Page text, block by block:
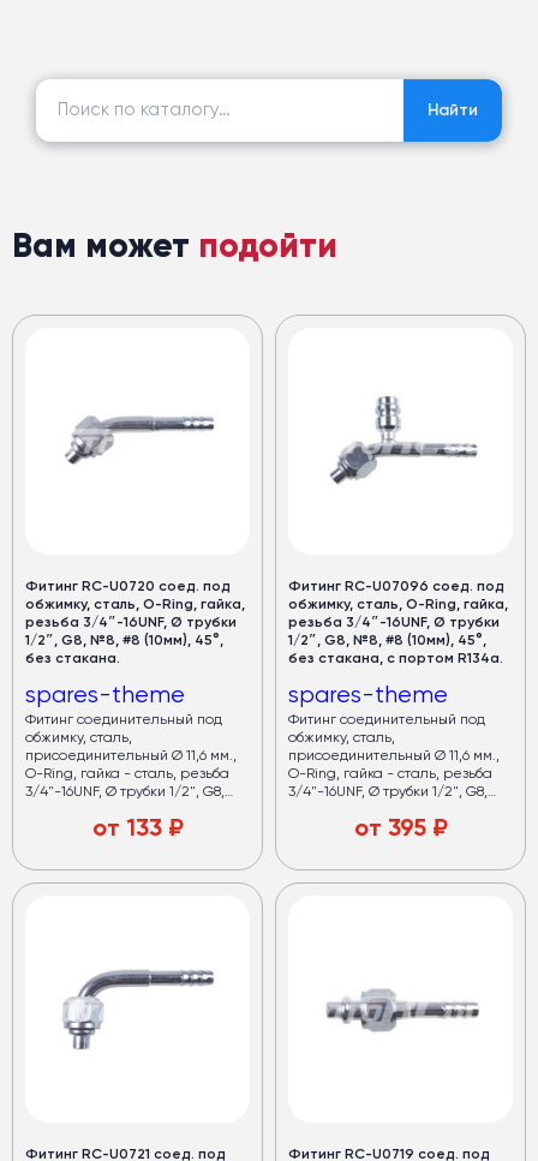
Найти:
Найти
Вам может подойти
Фитинг RC-U0720 соед. под
обжимку, сталь, O-Ring, гайка,
резьба 3/4″-16UNF, Ø трубки
1/2″, G8, №8, #8 (10мм), 45°,
без стакана.
spares-theme
Фитинг соединительный под
обжимку, сталь,
присоединительный Ø 11,6 мм.,
O-Ring, гайка - сталь, резьба
3/4"-16UNF, Ø трубки 1/2", G8,
от 133₽
Фитинг RC-U07096 соед. под
обжимку, сталь, O-Ring, гайка,
резьба 3/4″-16UNF, Ø трубки
1/2″, G8, №8, #8 (10мм), 45°,
без стакана, с портом R134a.
spares-theme
Фитинг соединительный под
обжимку, сталь,
присоединительный Ø 11,6 мм.,
O-Ring, гайка - сталь, резьба
3/4"-16UNF, Ø трубки 1/2", G8,
заправочным портом Н (16мм)
от 395₽
Фитинг RC-U0721 соед. под Фитинг RC-U0719 соед. под